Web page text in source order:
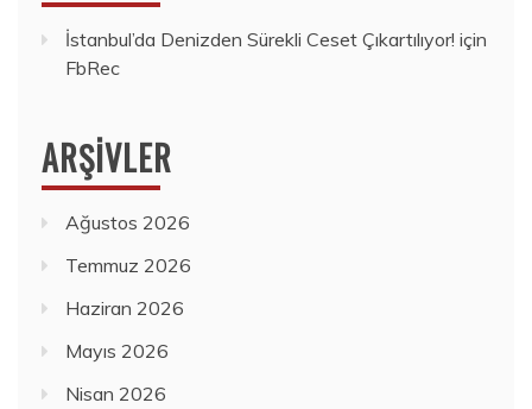
İstanbul’da Denizden Sürekli Ceset Çıkartılıyor! için
FbRec
ARŞIVLER
Ağustos 2026
Temmuz 2026
Haziran 2026
Mayıs 2026
Nisan 2026